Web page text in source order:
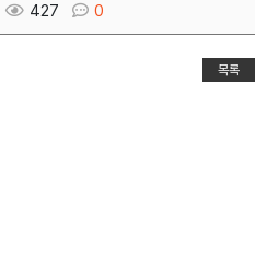
427 0
목록